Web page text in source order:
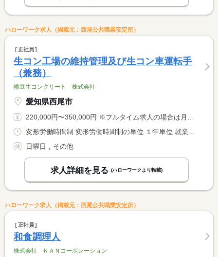
ハローワーク求人（掲載元：西尾公共職業安定所）
正社員
生コン工場の維持管理及び生コン車運転手
（兼務）
幡豆生コンクリート 株式会社
愛知県西尾市
220,000円〜350,000円 ※フルタイム求人の場合は月額（換算額）、パート求人の場合は時間額を表示しています。
日曜日，その他
求人詳細を見る (ハローワークより転載)
ハローワーク求人（掲載元：西尾公共職業安定所）
正社員
和食調理人
株式会社 ＫＡＮコーポレーション